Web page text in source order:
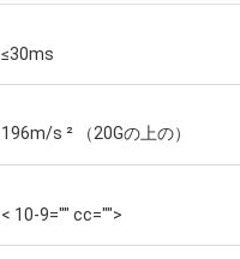
≤30ms
196m/s ² （20Gの上の）
< 10-9="" cc="">